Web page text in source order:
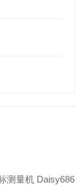
测量机 Daisy686